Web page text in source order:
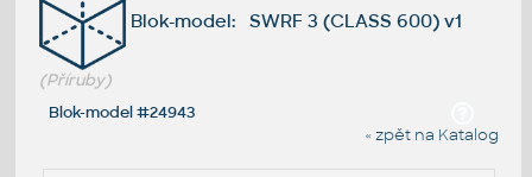
Blok-model: SWRF 3 (CLASS 600) v1
(Příruby)
Blok-model #24943
« zpět na Katalog